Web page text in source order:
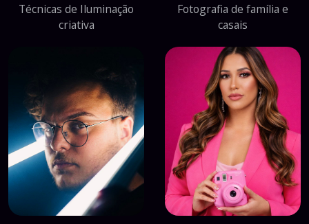
Técnicas de Iluminação
criativa
Fotografia de família e
casais